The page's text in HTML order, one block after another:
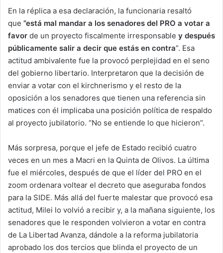
En la réplica a esa declaración, la funcionaria resaltó
que ”está mal mandar a los senadores del PRO a votar a
favor de un proyecto fiscalmente irresponsable y después
públicamente salir a decir que estás en contra”. Esa
actitud ambivalente fue la provocó perplejidad en el seno
del gobierno libertario. Interpretaron que la decisión de
enviar a votar con el kirchnerismo y el resto de la
oposición a los senadores que tienen una referencia sin
matices con él implicaba una posición política de respaldo
al proyecto jubilatorio. “No se entiende lo que hicieron”.
Más sorpresa, porque el jefe de Estado recibió cuatro
veces en un mes a Macri en la Quinta de Olivos. La última
fue el miércoles, después de que el líder del PRO en el
zoom ordenara voltear el decreto que aseguraba fondos
para la SIDE. Más allá del fuerte malestar que provocó esa
actitud, Milei lo volvió a recibir y, a la mañana siguiente, los
senadores que le responden volvieron a votar en contra
de La Libertad Avanza, dándole a la reforma jubilatoria
aprobado los dos tercios que blinda el proyecto de un